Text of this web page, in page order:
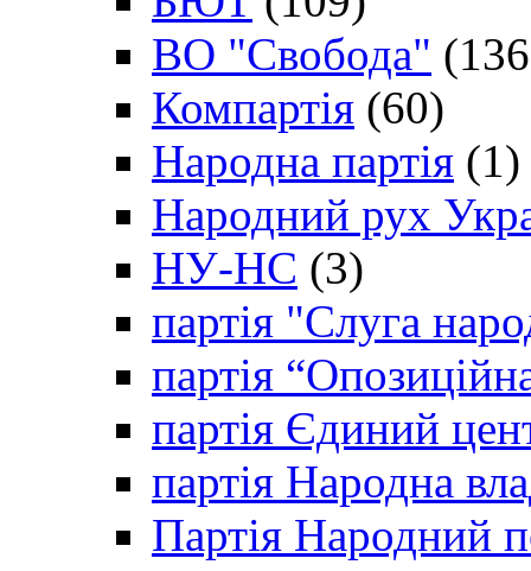
ВО "Свобода"
Компартія (60)
Народна партія (1)
Народний рух
НУ-НС (3)
партія "Слуга
партія
партія Єдиний
партія Народна
Партія Народний